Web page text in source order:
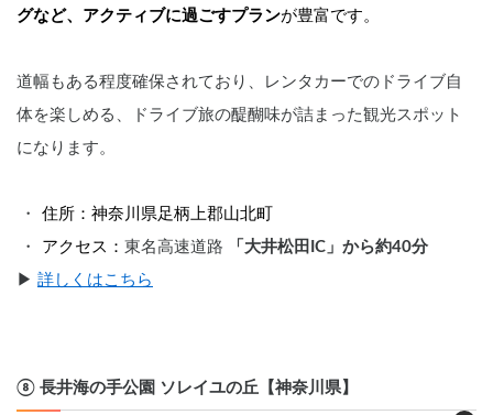
グなど、アクティブに過ごすプランが豊富です。
道幅もある程度確保されており、レンタカーでのドライブ自
体を楽しめる、ドライブ旅の醍醐味が詰まった観光スポット
になります。
住所：神奈川県足柄上郡山北町
アクセス： 東名高速道路
「大井松田IC」から約40分
▶︎ 詳しくはこちら
⑧ 長井海の手公園 ソレイユの丘【神奈川県】